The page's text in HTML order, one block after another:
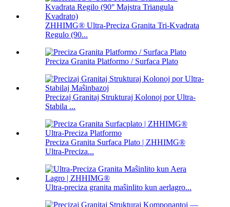
ZHHIMG® Ultra-Preciza Granita Tri-Kvadrata
Regulo (90...
Preciza Granita Platformo / Surfaca Plato
Precizaj Granitaj Strukturaj Kolonoj por Ultra-
Stabila ...
Preciza Granita Surfaca Plato | ZHHIMG®
Ultra-Preciza...
Ultra-preciza granita maŝinlito kun aerlagro...